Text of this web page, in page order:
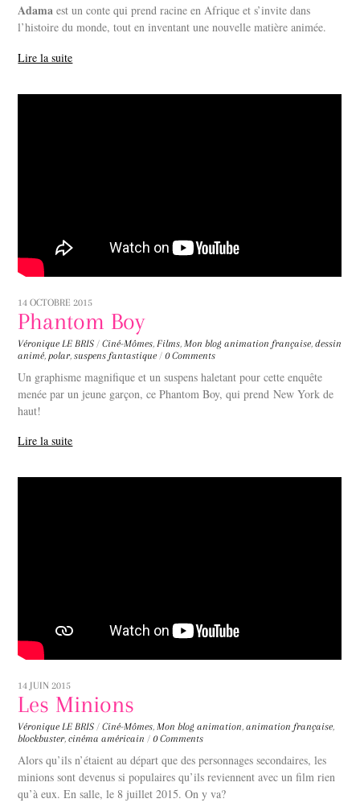
Adama est un conte qui prend racine en Afrique et s’invite dans
l’histoire du monde, tout en inventant une nouvelle matière animée.
Lire la suite
14 OCTOBRE 2015
Phantom Boy
Véronique LE BRIS / Ciné-Mômes, Films, Mon blog animation française,dessin
animé, polar,suspens fantastique / 0 Comments
Un graphisme magnifique et un suspens haletant pour cette enquête
menée par un jeune garçon, ce Phantom Boy, qui prend New York de
haut!
Lire la suite
14 JUIN 2015
Les Minions
Véronique LE BRIS / Ciné-Mômes,Mon blog animation,animation française,
blockbuster,cinéma américain / 0 Comments
Alors qu’ils n’étaient au départ que des personnages secondaires, les
minions sont devenus si populaires qu’ils reviennent avec un film rien
qu’à eux. En salle, le 8 juillet 2015. On y va?